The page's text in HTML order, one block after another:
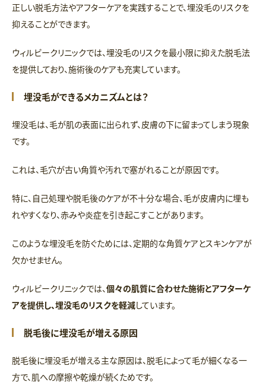
正しい脱毛方法やアフターケアを実践することで、埋没毛のリスクを
抑えることができます。
ウィルビークリニックでは、埋没毛のリスクを最小限に抑えた脱毛法
を提供しており、施術後のケアも充実しています。
埋没毛ができるメカニズムとは？
埋没毛は、毛が肌の表面に出られず、皮膚の下に留まってしまう現象
です。
これは、毛穴が古い角質や汚れで塞がれることが原因です。
特に、自己処理や脱毛後のケアが不十分な場合、毛が皮膚内に埋も
れやすくなり、赤みや炎症を引き起こすことがあります。
このような埋没毛を防ぐためには、定期的な角質ケアとスキンケアが
欠かせません。
ウィルビークリニックでは、個々の肌質に合わせた施術とアフターケ
アを提供し、埋没毛のリスクを軽減しています。
脱毛後に埋没毛が増える原因
脱毛後に埋没毛が増える主な原因は、脱毛によって毛が細くなる一
方で、肌への摩擦や乾燥が続くためです。